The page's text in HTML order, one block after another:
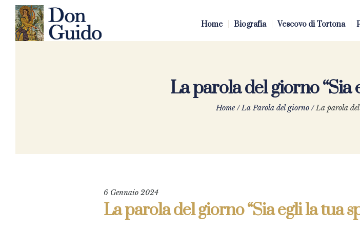
Home Biografia Vescovo di Tortona
La parola del giorno
Home /La Parola del giorno /La parola
6 Gennaio 2024
La parola del giorno “Sia egli la tua